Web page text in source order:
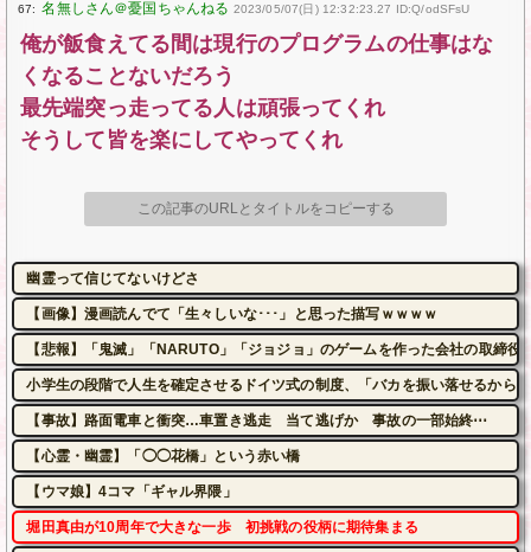
67: 2023/05/07(日) 12:32:23.27 ID:Q/odSFsU
俺が飯食えてる間は現行のプログラムの仕事はな
くなることないだろう
最先端突っ走ってる人は頑張ってくれ
そうして皆を楽にしてやってくれ
この記事のURLとタイトルをコピーする
幽霊って信じてないけどさ
【画像】漫画読んでて「生々しいな･･･」と思った描写ｗｗｗｗ
【悲報】「鬼滅」「NARUTO」「ジョジョ」のゲームを作った会社の取締
小学生の段階で人生を確定させるドイツ式の制度、「バカを振い落せるか
【事故】路面電車と衝突…車置き逃走 当て逃げか 事故の一部始終⋯
【心霊・幽霊】「◯◯花橋」という赤い橋
【ウマ娘】4コマ「ギャル界隈」
堀田真由が10周年で大きな一歩 初挑戦の役柄に期待集まる